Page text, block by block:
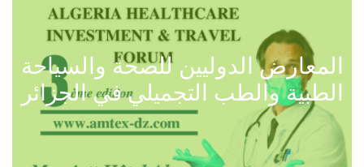
المعارض الدوليين للصحة والسياحة
الطبية والطب التجميلي في الجزائر